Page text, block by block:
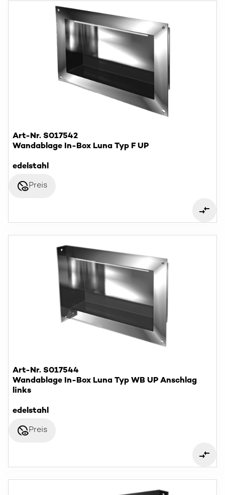
Art-Nr. S017542
Wandablage In-Box Luna Typ F UP
edelstahl
disabled_visiblePreis
Art-Nr. S017544
Wandablage In-Box Luna Typ WB UP Anschlag
links
edelstahl
disabled_visiblePreis